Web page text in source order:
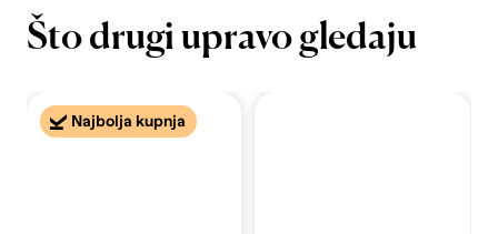
Što drugi upravo gledaju
Najbolja kupnja